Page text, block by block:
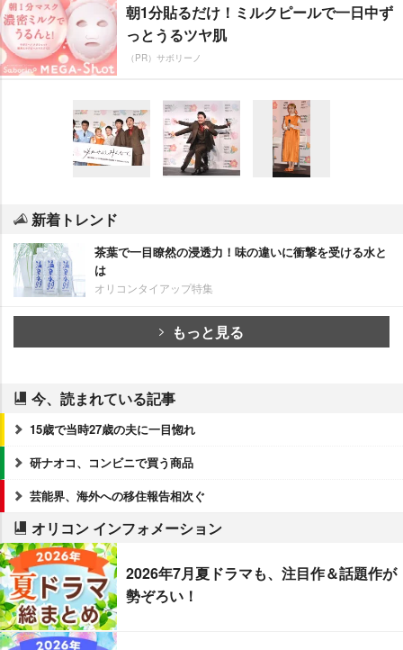
朝1分貼るだけ！ミルクピールで一日中ず
っとうるツヤ肌
（PR）サボリーノ
新着トレンド
茶葉で一目瞭然の浸透力！味の違いに衝撃を受ける水と
は
オリコンタイアップ特集
もっと見る
今、読まれている記事
15歳で当時27歳の夫に一目惚れ
研ナオコ、コンビニで買う商品
芸能界、海外への移住報告相次ぐ
オリコン インフォメーション
2026年7月夏ドラマも、注目作＆話題作が
勢ぞろい！